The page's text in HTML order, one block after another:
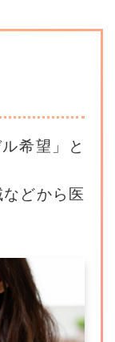
希望」と
どから医